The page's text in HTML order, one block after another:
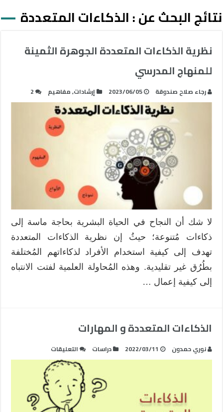
نتائج البحث عن :الذكاءات المتعددة
نظرية الذكاءات المتعددة الجوهرة الثمينة
للمنهاج المدرسي
رجاء صلاح صندوقة 2023/06/05 إرشادات,مفاهيم 2
لا شك أن النجاح في الحياة البشرية بحاجة ماسة إلى
ذكاءات مُتنوعة؛ حيثُ إن نظرية الذكاءات المتعددة
تهدف إلى كيفية استخدام الأفراد لذكاءاتهم المُختلفة
بطُرُق غير تقليدية. وهذه المُحاولة العلمية لفتت الانتباه
إلى كيفية إعمال …
الذكاءات المتعددة و المهارات
نوري حمدون 2022/03/11 دراسات التعليقات
الذكاءات
المتعددة
و
المهارات
مغلقة